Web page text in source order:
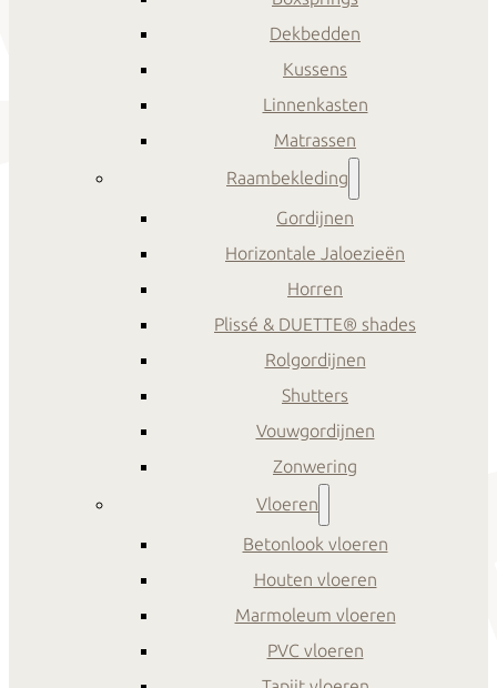
Dekbedden
Kussens
Linnenkasten
Matrassen
Raambekleding
Gordijnen
Horizontale Jaloezieën
Horren
Plissé & DUETTE® shades
Rolgordijnen
Shutters
Vouwgordijnen
Zonwering
Vloeren
Betonlook vloeren
Houten vloeren
Marmoleum vloeren
PVC vloeren